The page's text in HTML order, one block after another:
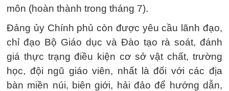
môn (hoàn thành trong tháng 7).
Đảng ủy Chính phủ còn được yêu cầu lãnh đạo,
chỉ đạo Bộ Giáo dục và Đào tạo rà soát, đánh
giá thực trạng điều kiện cơ sở vật chất, trường
học, đội ngũ giáo viên, nhất là đối với các địa
bàn miền núi, biên giới, hải đảo để hướng dẫn,